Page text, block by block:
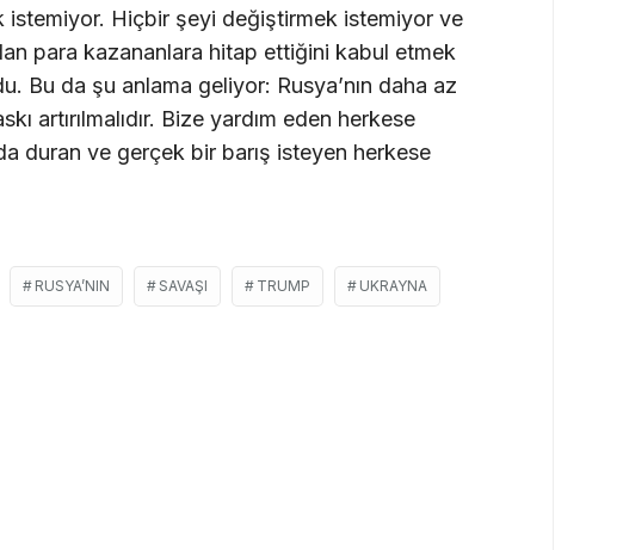
istemiyor. Hiçbir şeyi değiştirmek istemiyor ve
para kazananlara hitap ettiğini kabul etmek
Bu da şu anlama geliyor: Rusya’nın daha az
artırılmalıdır. Bize yardım eden herkese
duran ve gerçek bir barış isteyen herkese
RUSYA’NIN SAVAŞI TRUMP UKRAYNA